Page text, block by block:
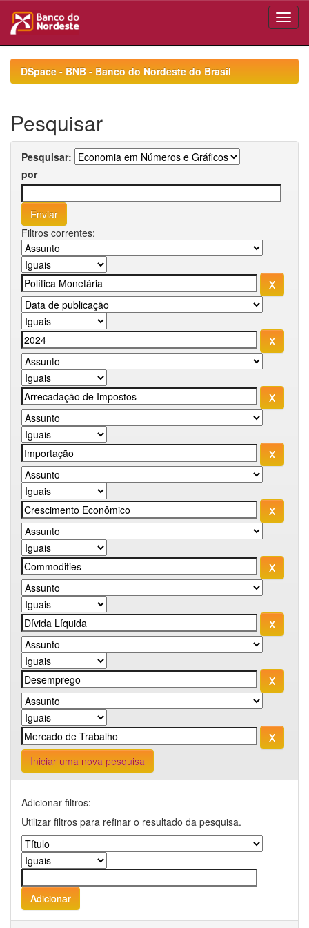
navigationDSpace - BNB - Banco do Nordeste do Brasil
Pesquisar
Pesquisar:
por
Filtros correntes:
Iniciar uma nova pesquisa
Adicionar filtros:
Utilizar filtros para refinar o resultado da pesquisa.